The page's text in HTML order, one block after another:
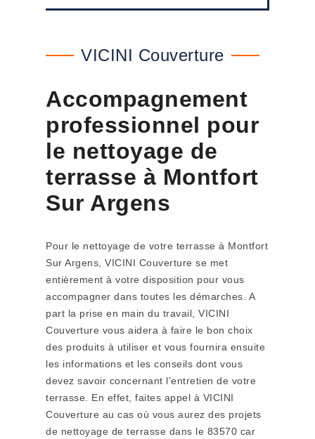
VICINI Couverture
Accompagnement
professionnel pour
le nettoyage de
terrasse à Montfort
Sur Argens
Pour le nettoyage de votre terrasse à Montfort
Sur Argens, VICINI Couverture se met
entièrement à votre disposition pour vous
accompagner dans toutes les démarches. A
part la prise en main du travail, VICINI
Couverture vous aidera à faire le bon choix
des produits à utiliser et vous fournira ensuite
les informations et les conseils dont vous
devez savoir concernant l’entretien de votre
terrasse. En effet, faites appel à VICINI
Couverture au cas où vous aurez des projets
de nettoyage de terrasse dans le 83570 car